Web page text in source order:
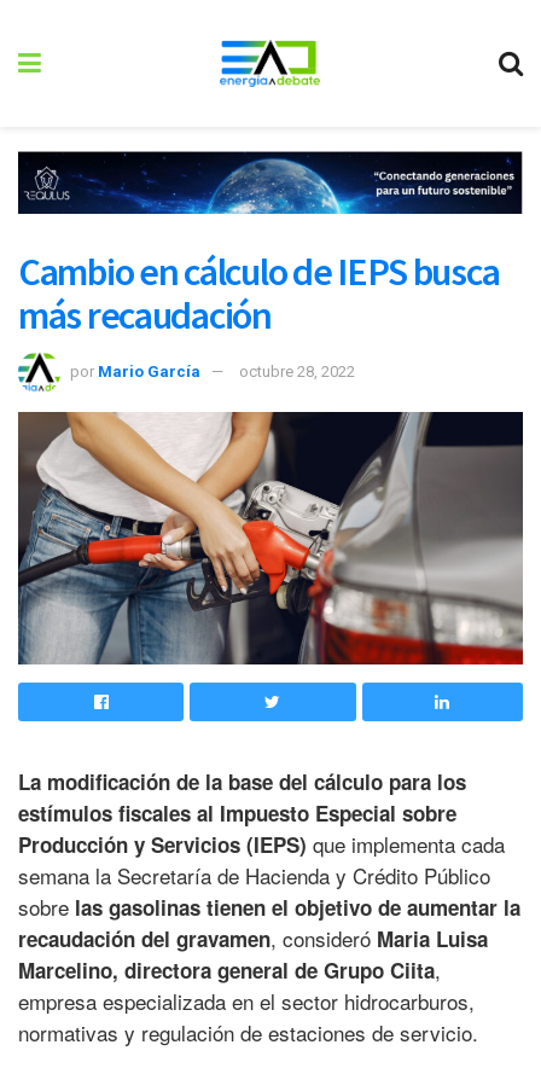
Cambio en cálculo de IEPS busca
más recaudación
por Mario García octubre 28, 2022
La modificación de la base del cálculo para los
estímulos fiscales al Impuesto Especial sobre
Producción y Servicios (IEPS) que implementa cada
semana la Secretaría de Hacienda y Crédito Público
sobre las gasolinas tienen el objetivo de aumentar la
recaudación del gravamen, consideró Maria Luisa
Marcelino, directora general de Grupo Ciita,
empresa especializada en el sector hidrocarburos,
normativas y regulación de estaciones de servicio.